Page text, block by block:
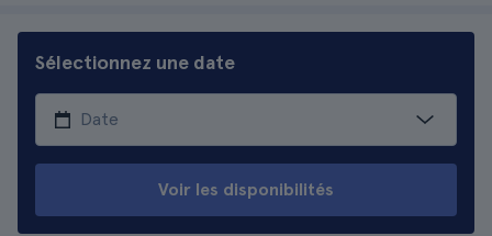
Sélectionnez une date
Voir les disponibilités